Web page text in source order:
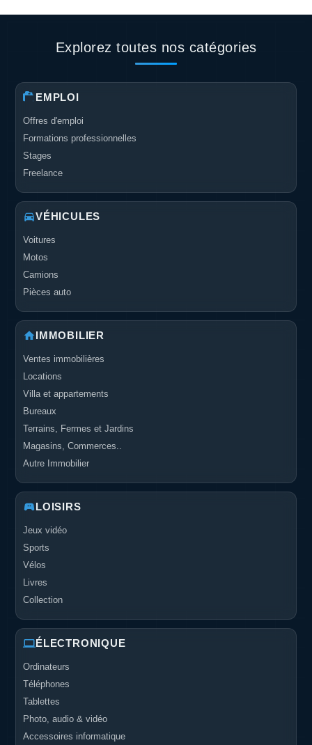
Explorez toutes nos catégories
EMPLOI
Offres d'emploi
Formations professionnelles
Stages
Freelance
VÉHICULES
Voitures
Motos
Camions
Pièces auto
IMMOBILIER
Ventes immobilières
Locations
Villa et appartements
Bureaux
Terrains, Fermes et Jardins
Magasins, Commerces..
Autre Immobilier
LOISIRS
Jeux vidéo
Sports
Vélos
Livres
Collection
ÉLECTRONIQUE
Ordinateurs
Téléphones
Tablettes
Photo, audio & vidéo
Accessoires informatique